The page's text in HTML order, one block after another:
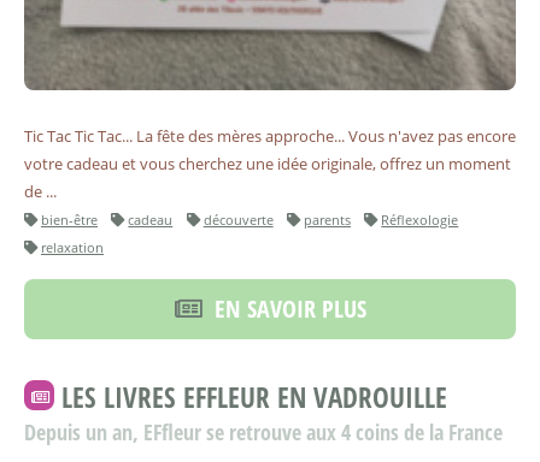
Tic Tac Tic Tac... La fête des mères approche... Vous n'avez pas encore
votre cadeau et vous cherchez une idée originale, offrez un moment
de ...
bien-être cadeau découverte parents
Réflexologie
relaxation
EN SAVOIR PLUS
LES LIVRES EFFLEUR EN VADROUILLE
Depuis un an, EFfleur se retrouve aux 4 coins de la France